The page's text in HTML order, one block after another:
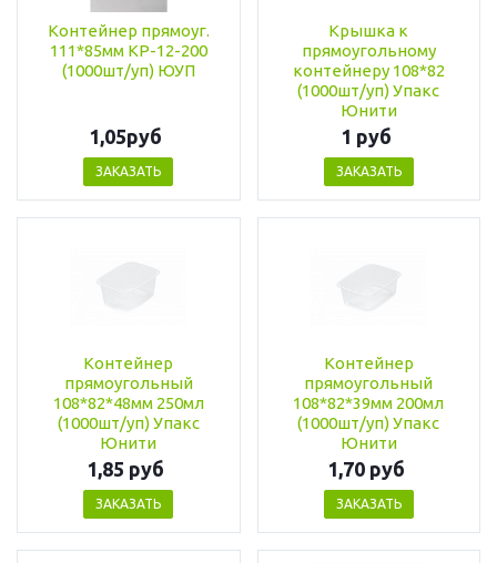
Контейнер прямоуг.
111*85мм КР-12-200
(1000шт/уп) ЮУП
1,05руб
ЗАКАЗАТЬ
Крышка к
прямоугольному
контейнеру 108*82
(1000шт/уп) Упакс
Юнити
1 руб
ЗАКАЗАТЬ
Контейнер
прямоугольный
108*82*48мм 250мл
(1000шт/уп) Упакс
Юнити
1,85 руб
ЗАКАЗАТЬ
Контейнер
прямоугольный
108*82*39мм 200мл
(1000шт/уп) Упакс
Юнити
1,70 руб
ЗАКАЗАТЬ